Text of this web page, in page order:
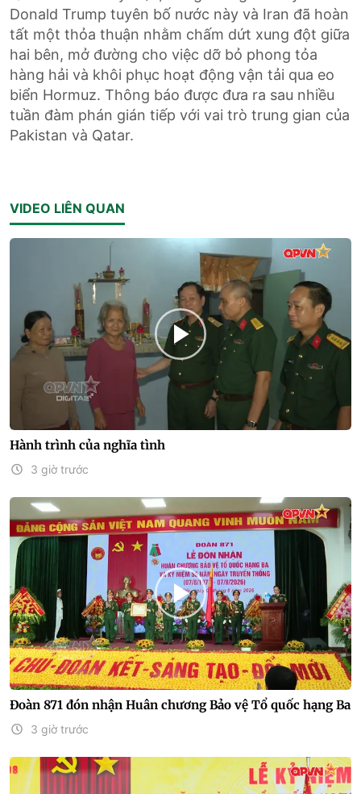
Donald Trump tuyên bố nước này và Iran đã hoàn
tất một thỏa thuận nhằm chấm dứt xung đột giữa
hai bên, mở đường cho việc dỡ bỏ phong tỏa
hàng hải và khôi phục hoạt động vận tải qua eo
biển Hormuz. Thông báo được đưa ra sau nhiều
tuần đàm phán gián tiếp với vai trò trung gian của
Pakistan và Qatar.
VIDEO LIÊN QUAN
Hành trình của nghĩa tình
3 giờ trước
Đoàn 871 đón nhận Huân chương Bảo vệ Tổ quốc hạng Ba
3 giờ trước